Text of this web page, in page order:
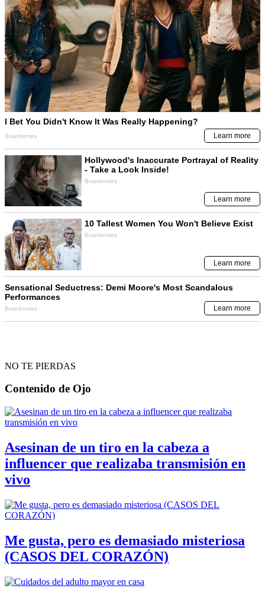
NO TE PIERDAS
Contenido de Ojo
Asesinan de un tiro en la cabeza a
influencer que realizaba transmisión en
vivo
Me gusta, pero es demasiado misteriosa
(CASOS DEL CORAZÓN)